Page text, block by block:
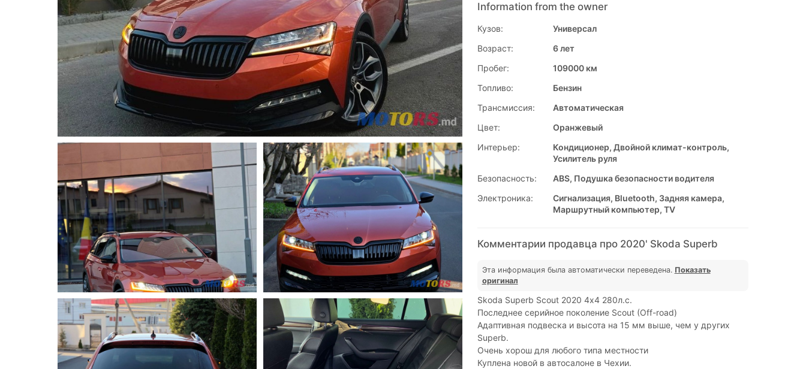
Information from the owner
Кузов:
Универсал
Возраст:
6 лет
Пробег:
109000 км
Топливо:
Бензин
Трансмиссия:
Автоматическая
Цвет:
Оранжевый
Интерьер:
Кондиционер, Двойной климат-контроль,
Усилитель руля
Безопасность:
ABS, Подушка безопасности водителя
Электроника:
Сигнализация, Bluetooth, Задняя камера,
Маршрутный компьютер, TV
Комментарии продавца про 2020' Skoda Superb
Эта информация была автоматически переведена. Показать
оригинал
Skoda Superb Scout 2020 4х4 280л.с.
Последнее серийное поколение Scout (Off-road)
Адаптивная подвеска и высота на 15 мм выше, чем у других
Superb.
Очень хорош для любого типа местности
Куплена новой в автосалоне в Чехии.